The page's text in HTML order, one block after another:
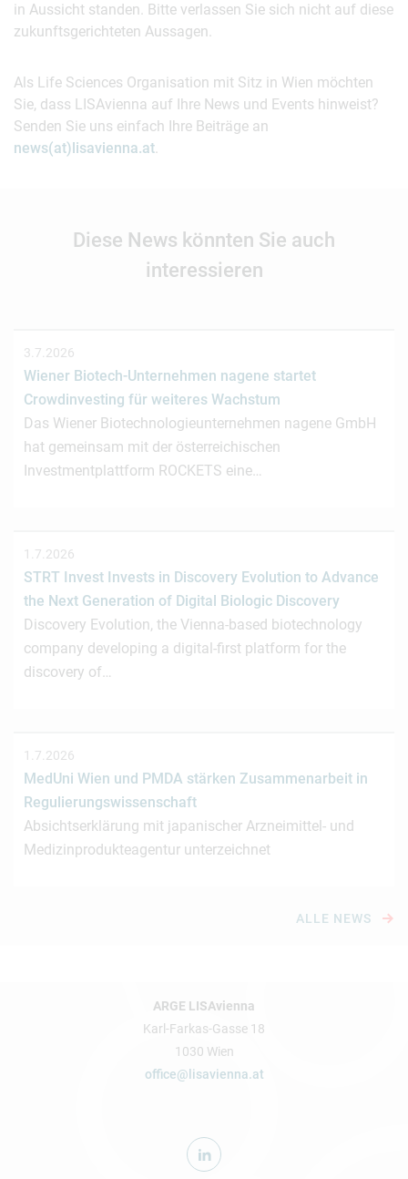
in Aussicht standen. Bitte verlassen Sie sich nicht auf diese
zukunftsgerichteten Aussagen.
Als Life Sciences Organisation mit Sitz in Wien möchten
Sie, dass LISAvienna auf Ihre News und Events hinweist?
Senden Sie uns einfach Ihre Beiträge an
news(at)lisavienna.at.
Diese News könnten Sie auch
interessieren
3.7.2026
Wiener Biotech-Unternehmen nagene startet
Crowdinvesting für weiteres Wachstum
Das Wiener Biotechnologieunternehmen nagene GmbH
hat gemeinsam mit der österreichischen
Investmentplattform ROCKETS eine…
1.7.2026
STRT Invest Invests in Discovery Evolution to Advance
the Next Generation of Digital Biologic Discovery
Discovery Evolution, the Vienna-based biotechnology
company developing a digital-first platform for the
discovery of…
1.7.2026
MedUni Wien und PMDA stärken Zusammenarbeit in
Regulierungswissenschaft
Absichtserklärung mit japanischer Arzneimittel- und
Medizinprodukteagentur unterzeichnet
ALLE NEWS
ARGE LISAvienna
Karl-Farkas-Gasse 18
1030 Wien
office@lisavienna.at